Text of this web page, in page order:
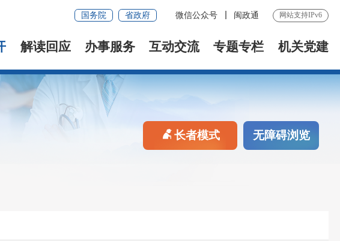
国务院 省政府 微信公众号 闽政通 网站支持IPv6
解读回应 办事服务 互动交流 专题专栏 机关党建
长者模式 无障碍浏览